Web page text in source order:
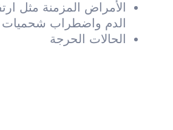
الأمراض المزمنة مثل
الدم واضطراب شحميات
الحالات الحرجة